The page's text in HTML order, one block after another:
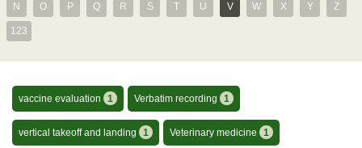
N O P Q R S T U V W X Y Z
123
vaccine evaluation 1 Verbatim recording 1
vertical takeoff and landing 1 Veterinary medicine 1